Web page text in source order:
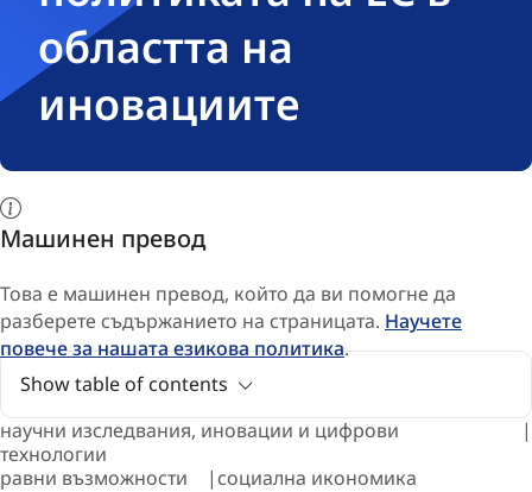
областта на
иновациите
Машинен превод
Това е машинен превод, който да ви помогне да
разберете съдържанието на страницата. Научете
повече за нашата езикова политика.
Show table of contents
научни изследвания, иновации и цифрови
технологии
равни възможности
социална икономика